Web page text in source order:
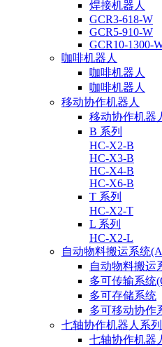
焊接机器人
GCR3-618-W
GCR5-910-W
GCR10-1300-
咖啡机器人
咖啡机器人
咖啡机器人
移动协作机器人
移动协作机器
B 系列
HC-X2-B
HC-X3-B
HC-X4-B
HC-X6-B
T 系列
HC-X2-T
L 系列
HC-X2-L
自动物料搬运系统
自动物料搬运
多可传输系统
多可存储系统
多可移动协作
七轴协作机器人系列
七轴协作机器